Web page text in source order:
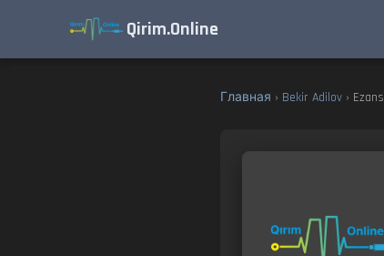
Qirim.Online
Главная › Bekir Adilov ›